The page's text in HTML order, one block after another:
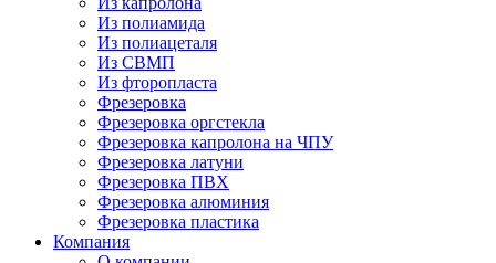
Из полиамида
Из полиацеталя
Из СВМП
Из фторопласта
Фрезеровка
Фрезеровка оргстекла
Фрезеровка капролона на ЧПУ
Фрезеровка латуни
Фрезеровка ПВХ
Фрезеровка алюминия
Фрезеровка пластика
Компания